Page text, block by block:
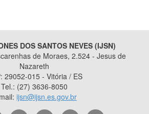
DOS SANTOS NEVES (IJSN)
de Moraes, 2.524 - Jesus de
Nazareth
29052-015 - Vitória / ES
Tel.: (27) 3636-8050
ijsn@ijsn.es.gov.br